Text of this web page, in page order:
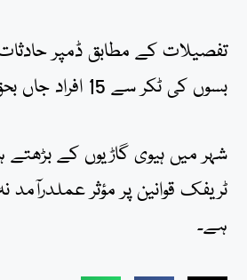
بسوں کی ٹکر سے 15 افراد جاں بحق ہوئے۔
شہر میں ہیوی گاڑیوں کے
ٹریفک قوانین پر مؤثر
ہے۔